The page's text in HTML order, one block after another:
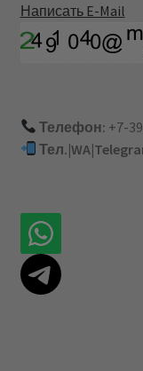
Написать E-Mail
Телефон: +7-